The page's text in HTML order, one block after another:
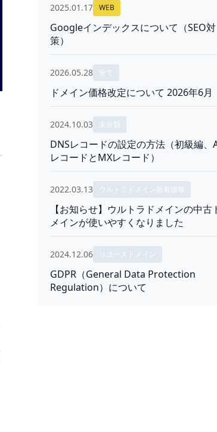
2025.01.17 WEB
Googleインデックスについて（SEO対
策）
2026.05.28 全て
ドメイン価格改定について 2026年6月
2024.10.03 未分類
DNSレコードの設定の方法（初級編、
レコードとMXレコード）
2022.03.13 ウルトラドメイン新着情報
【お知らせ】ウルトラドメインの中古
メインが使いやすくなりました
2024.12.06 リユースドメイン
GDPR（General Data Protection
Regulation）について